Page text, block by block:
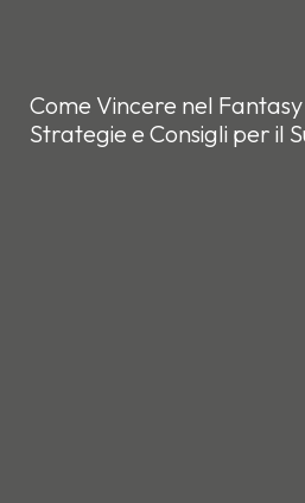
Come Vincere nel
Strategie e Consigli per il